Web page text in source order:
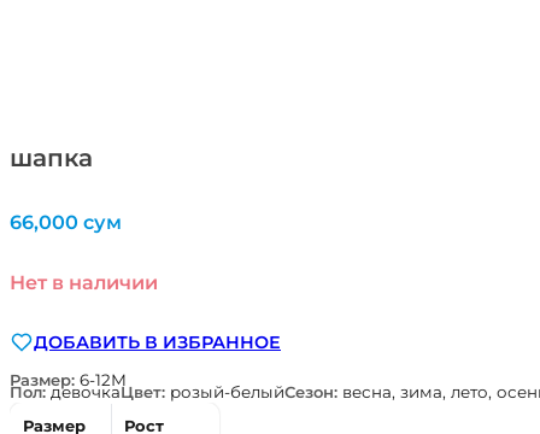
шапка
66,000 сум
Нет в наличии
ДОБАВИТЬ В ИЗБРАННОЕ
Размер: 6-12М
Пол:девочкаЦвет: розый-белыйСезон: весна, зима, лето,
Размер
Рост